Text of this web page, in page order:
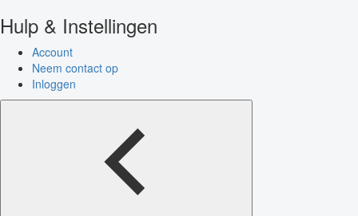
Hulp & Instellingen
Account
Neem contact op
Inloggen